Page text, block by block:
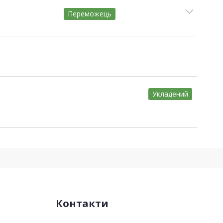
Переможець
Укладений
Контакти